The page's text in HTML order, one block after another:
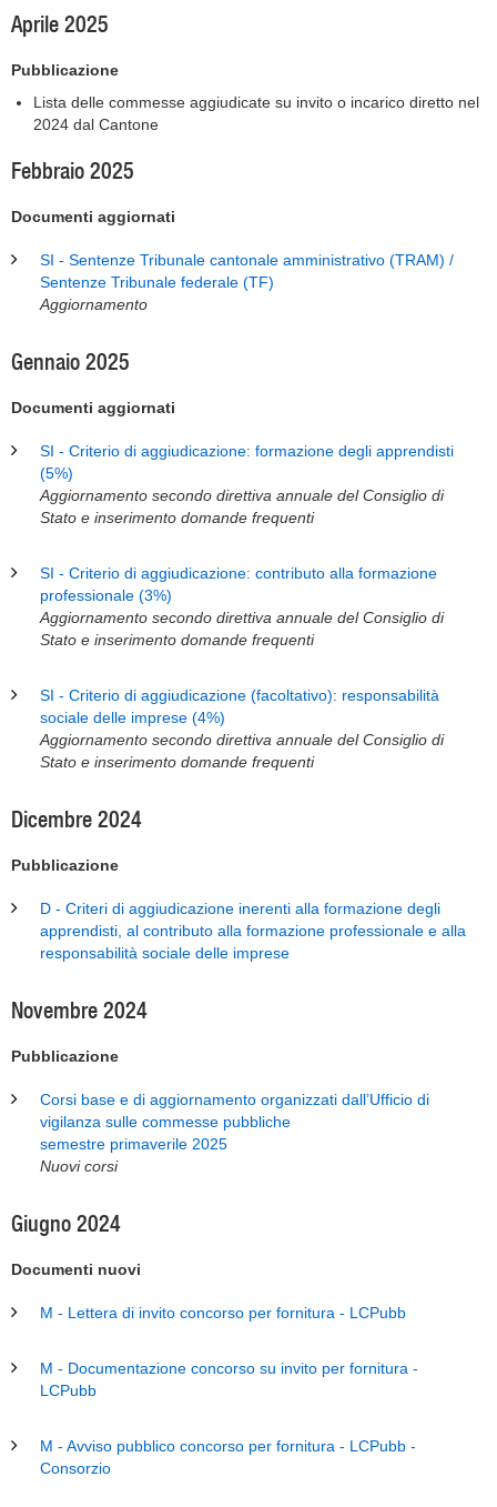
Aprile 2025
Pubblicazione
Lista delle commesse aggiudicate su invito o incarico diretto nel
2024 dal Cantone
Febbraio 2025
Documenti aggiornati
SI - Sentenze Tribunale cantonale amministrativo (TRAM) /
Sentenze Tribunale federale (TF)
Aggiornamento
Gennaio 2025
Documenti aggiornati
SI - Criterio di aggiudicazione: formazione degli apprendisti
(5%)
Aggiornamento secondo direttiva annuale del Consiglio di
Stato e inserimento domande frequenti
SI - Criterio di aggiudicazione: contributo alla formazione
professionale (3%)
Aggiornamento secondo direttiva annuale del Consiglio di
Stato e inserimento domande frequenti
SI - Criterio di aggiudicazione (facoltativo): responsabilità
sociale delle imprese (4%)
Aggiornamento secondo direttiva annuale del Consiglio di
Stato e inserimento domande frequenti
Dicembre 2024
Pubblicazione
D - Criteri di aggiudicazione inerenti alla formazione degli
apprendisti, al contributo alla formazione professionale e alla
responsabilità sociale delle imprese
Novembre 2024
Pubblicazione
Corsi base e di aggiornamento organizzati dall’Ufficio di
vigilanza sulle commesse pubbliche
semestre primaverile 2025
Nuovi corsi
Giugno 2024
Documenti nuovi
M - Lettera di invito concorso per fornitura - LCPubb
M - Documentazione concorso su invito per fornitura -
LCPubb
M - Avviso pubblico concorso per fornitura - LCPubb -
Consorzio